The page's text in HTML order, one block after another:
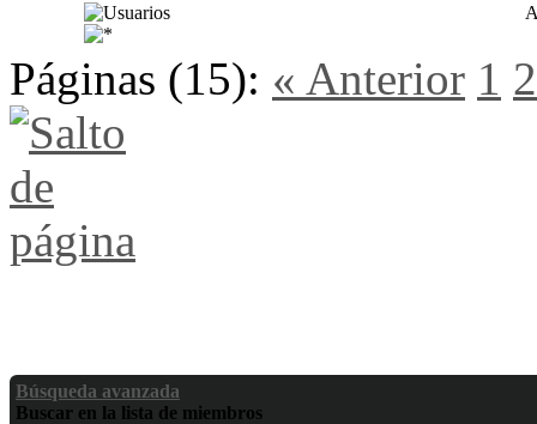
Páginas (15): « Anterior 1 2
Búsqueda avanzada
Buscar en la lista de miembros